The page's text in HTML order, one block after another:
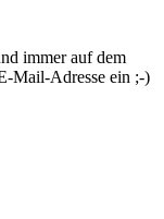
immer auf dem
Mail-Adresse ein ;-)